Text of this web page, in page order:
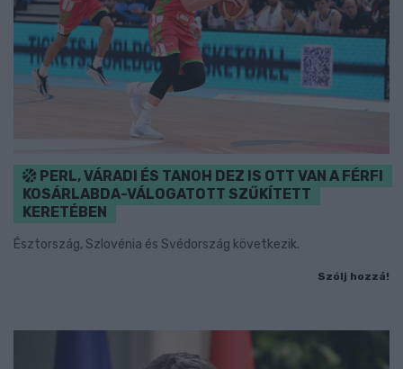
PERL, VÁRADI ÉS TANOH DEZ IS OTT VAN A FÉRFI
KOSÁRLABDA-VÁLOGATOTT SZŰKÍTETT
KERETÉBEN
Észtország, Szlovénia és Svédország következik.
Szólj hozzá!